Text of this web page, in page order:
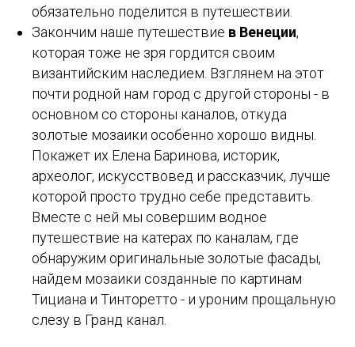
обязательно поделится в путешествии.
Закончим наше путешествие в Венеции,
которая тоже не зря гордится своим
византийским наследием. Взглянем на этот
почти родной нам город с другой стороны - в
основном со стороны каналов, откуда
золотые мозаики особенно хорошо видны.
Покажет их Елена Баринова, историк,
археолог, искусствовед и рассказчик, лучше
которой просто трудно себе представить.
Вместе с ней мы совершим водное
путешествие на катерах по каналам, где
обнаружим оригинальные золотые фасады,
найдем мозаики созданные по картинам
Тициана и Тинторетто - и уроним прощальную
слезу в Гранд канал.